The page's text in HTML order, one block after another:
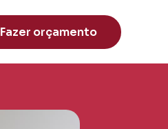
Fazer orçamento